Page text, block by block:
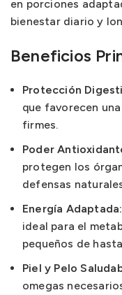
en porciones
bienestar diario y
Beneficios
Protección
que favorecen
firmes.
Poder
protegen los
defensas
Energía Adaptada:
ideal para el
pequeños de
Piel y Pelo
omegas